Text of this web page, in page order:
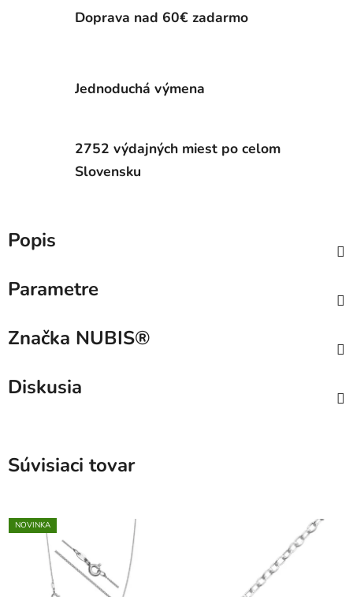
Doprava nad 60€ zadarmo
Jednoduchá výmena
2752 výdajných miest po celom
Slovensku
Popis
Parametre
Značka NUBIS®
Diskusia
Súvisiaci tovar
NOVINKA